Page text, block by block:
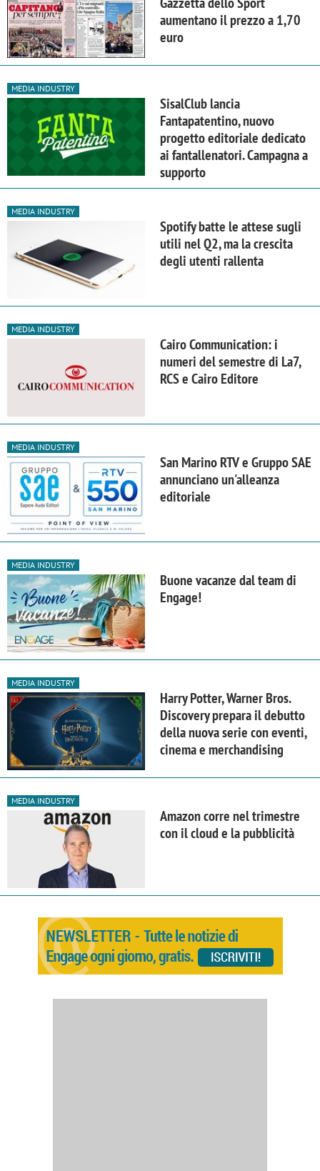
aumentano il prezzo a 1,70
euro
MEDIA INDUSTRY
SisalClub lancia
Fantapatentino, nuovo
progetto editoriale dedicato
ai fantallenatori. Campagna a
supporto
MEDIA INDUSTRY
Spotify batte le attese sugli
utili nel Q2, ma la crescita
degli utenti rallenta
MEDIA INDUSTRY
Cairo Communication: i
numeri del semestre di La7,
RCS e Cairo Editore
MEDIA INDUSTRY
San Marino RTV e Gruppo SAE
annunciano un'alleanza
editoriale
MEDIA INDUSTRY
Buone vacanze dal team di
Engage!
MEDIA INDUSTRY
Harry Potter, Warner Bros.
Discovery prepara il debutto
della nuova serie con eventi,
cinema e merchandising
MEDIA INDUSTRY
Amazon corre nel trimestre
con il cloud e la pubblicità